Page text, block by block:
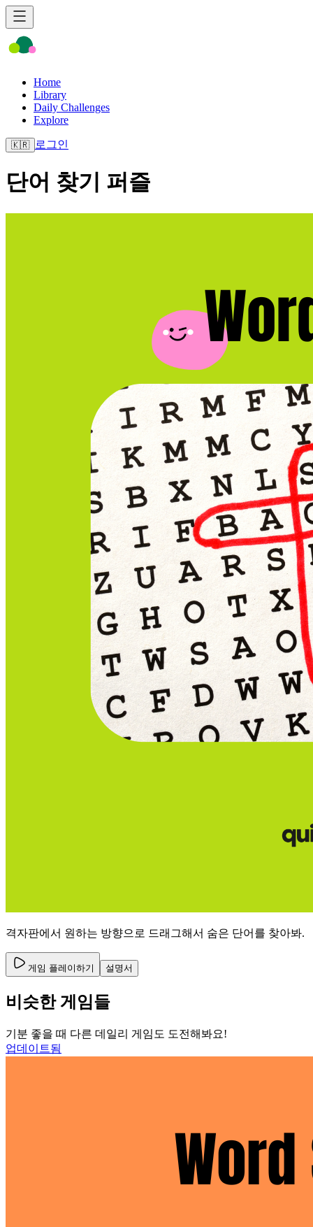
Home
Library
Daily Challenges
Explore
🇰🇷 로그인
단어 찾기 퍼즐
격자판에서 원하는 방향으로 드래그해서 숨은 단어를 찾아봐.
게임 플레이하기 설명서
비슷한 게임들
기분 좋을 때 다른 데일리 게임도 도전해봐요!
업데이트됨